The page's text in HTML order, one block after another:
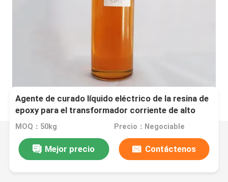
Agente de curado líquido eléctrico de la resina de
epoxy para el transformador corriente de alto
voltaje
MOQ：50kg Precio：Negociable
Mejor precio Contáctenos